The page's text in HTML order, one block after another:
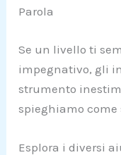
Parola
Se un livello ti
impegnativo, gli
strumento
spieghiamo
Esplora i diversi